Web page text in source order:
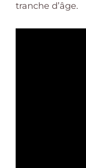
tranche d’âge.